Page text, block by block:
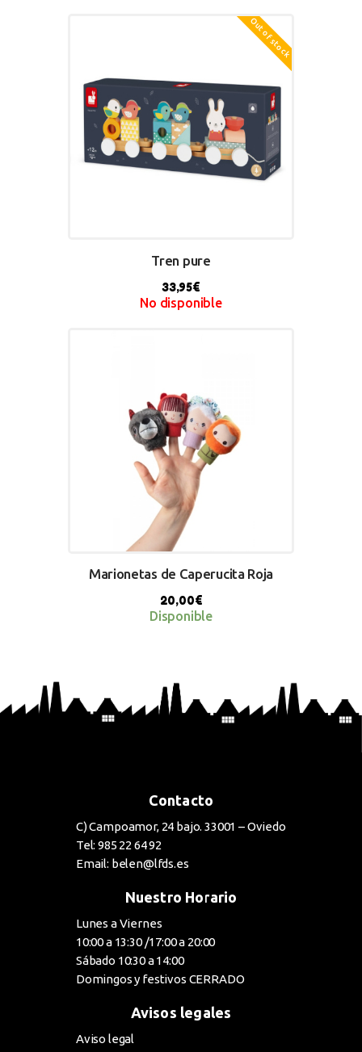
Out of stock
Tren pure
33,95€
No disponible
Marionetas de Caperucita Roja
20,00€
Disponible
Contacto
C) Campoamor, 24 bajo. 33001 – Oviedo
Tel: 985 22 64 92
Email: belen@lfds.es
Nuestro Horario
Lunes a Viernes
10:00 a 13:30 /17:00 a 20:00
Sábado 10:30 a 14:00
Domingos y festivos CERRADO
Avisos legales
Aviso legal